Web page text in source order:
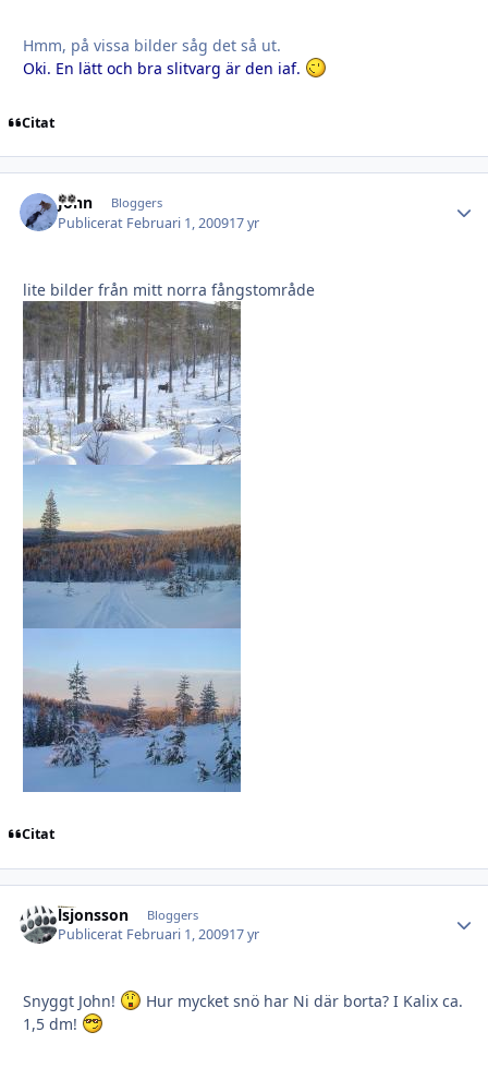
Hmm, på vissa bilder såg det så ut.
Oki. En lätt och bra slitvarg är den iaf.
Citat
John Bloggers
Publicerat Februari 1, 200917 yr
lite bilder från mitt norra fångstområde
Citat
lsjonsson Bloggers
Publicerat Februari 1, 200917 yr
Snyggt John!
Hur mycket snö har Ni där borta? I Kalix ca.
1,5 dm!